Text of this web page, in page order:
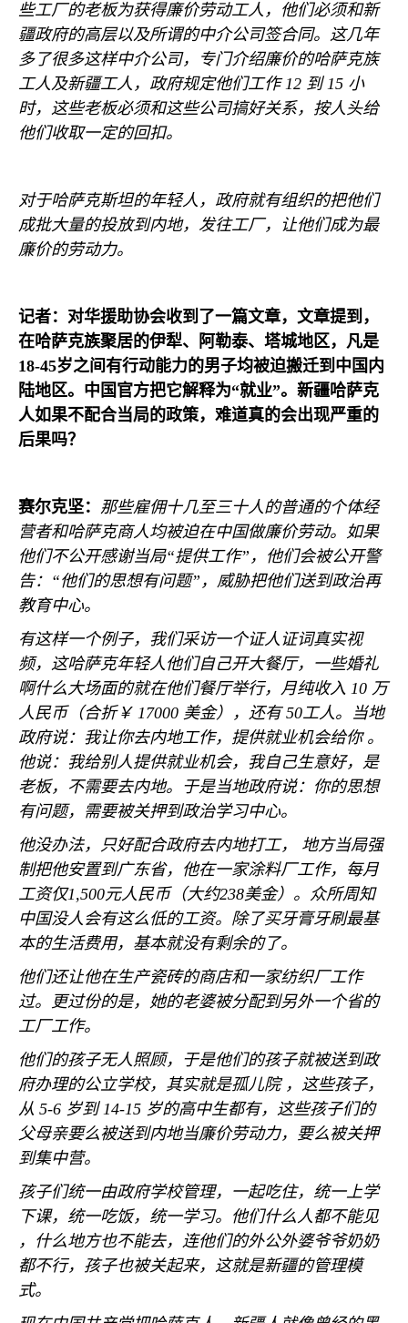
些工厂的老板为获得廉价劳动工人，他们必须和新
疆政府的高层以及所谓的中介公司签合同。这几年
多了很多这样中介公司，专门介绍廉价的哈萨克族
工人及新疆工人，政府规定他们工作12 到15 小
时，这些老板必须和这些公司搞好关系，按人头给
他们收取一定的回扣。
对于哈萨克斯坦的年轻人，政府就有组织的把他们
成批大量的投放到内地，发往工厂，让他们成为最
廉价的劳动力。
记者：对华援助协会收到了一篇文章，文章提到，
在哈萨克族聚居的伊犁、阿勒泰、塔城地区，凡是
18-45岁之间有行动能力的男子均被迫搬迁到中国内
陆地区。中国官方把它解释为“就业”。新疆哈萨克
人如果不配合当局的政策，难道真的会出现严重的
后果吗？
赛尔克坚： 那些雇佣十几至三十人的普通的个体经
营者和哈萨克商人均被迫在中国做廉价劳动。如果
他们不公开感谢当局“提供工作” ，他们会被公开警
告： “他们的思想有问题” ，威胁把他们送到政治再
教育中心。
有这样一个例子，我们采访一个证人证词真实视
频，这哈萨克年轻人他们自己开大餐厅，一些婚礼
啊什么大场面的就在他们餐厅举行，月纯收入 10 万
人民币（合折￥ 17000 美金），还有50工人。当地
政府说：我让你去内地工作，提供就业机会给你 。
他说：我给别人提供就业机会，我自己生意好，是
老板，不需要去内地。于是当地政府说：你的思想
有问题，需要被关押到政治学习中心。
他没办法，只好配合政府去内地打工， 地方当局强
制把他安置到广东省，他在一家涂料厂工作，每月
工资仅1,500元人民币（大约238美金）。众所周知
中国没人会有这么低的工资。除了买牙膏牙刷最基
本的生活费用，基本就没有剩余的了。
他们还让他在生产瓷砖的商店和一家纺织厂工作
过。更过份的是，她的老婆被分配到另外一个省的
工厂工作。
他们的孩子无人照顾，于是他们的孩子就被送到政
府办理的公立学校，其实就是孤儿院 ，这些孩子，
从 5-6 岁到14-15 岁的高中生都有，这些孩子们的
父母亲要么被送到内地当廉价劳动力，要么被关押
到集中营。
孩子们统一由政府学校管理，一起吃住，统一上学
下课，统一吃饭，统一学习。他们什么人都不能见
，什么地方也不能去，连他们的外公外婆爷爷奶奶
都不行，孩子也被关起来，这就是新疆的管理模
式。